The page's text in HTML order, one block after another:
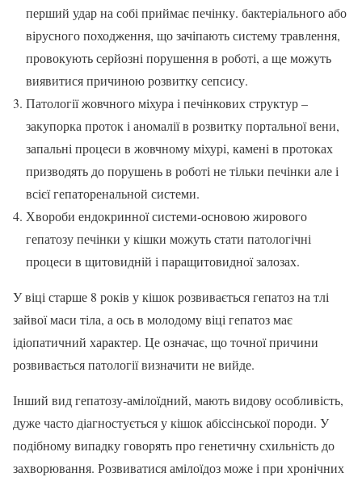
перший удар на собі приймає печінку. бактеріального або
вірусного походження, що зачіпають систему травлення,
провокують серйозні порушення в роботі, а ще можуть
виявитися причиною розвитку сепсису.
Патології жовчного міхура і печінкових структур –
закупорка проток і аномалії в розвитку портальної вени,
запальні процеси в жовчному міхурі, камені в протоках
призводять до порушень в роботі не тільки печінки але і
всієї гепаторенальной системи.
Хвороби ендокринної системи-основою жирового
гепатозу печінки у кішки можуть стати патологічні
процеси в щитовидній і паращитовидної залозах.
У віці старше 8 років у кішок розвивається гепатоз на тлі
зайвої маси тіла, а ось в молодому віці гепатоз має
ідіопатичний характер. Це означає, що точної причини
розвивається патології визначити не вийде.
Інший вид гепатозу-амілоїдний, мають видову особливість,
дуже часто діагностується у кішок абіссінської породи. У
подібному випадку говорять про генетичну схильність до
захворювання. Розвиватися амілоїдоз може і при хронічних